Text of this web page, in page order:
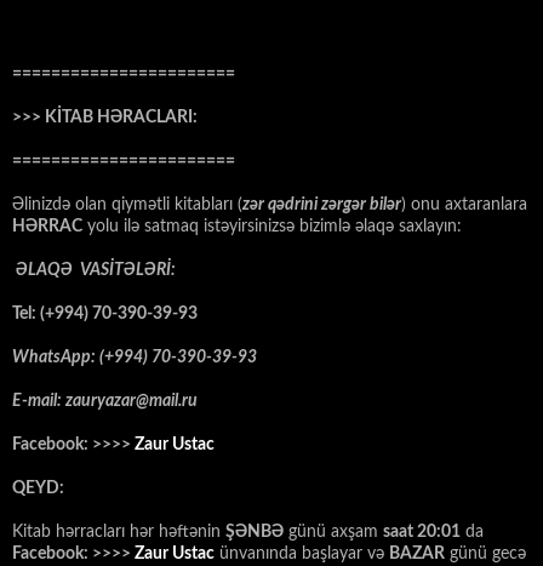
=======================
>>> KİTAB HƏRACLARI:
=======================
Əlinizdə olan qiymətli kitabları (zər qədrini zərgər bilər) onu axtaranlara
HƏRRAC yolu ilə satmaq istəyirsinizsə bizimlə əlaqə saxlayın:
ƏLAQƏ VASİTƏLƏRİ:
Tel: (+994) 70-390-39-93
WhatsApp: (+994) 70-390-39-93
E-mail: zauryazar@mail.ru
Facebook: >>>> Zaur Ustac
QEYD:
Kitab hərracları hər həftənin ŞƏNBƏ günü axşam saat 20:01 da
Facebook: >>>> Zaur Ustac ünvanında başlayar və BAZAR günü gecə